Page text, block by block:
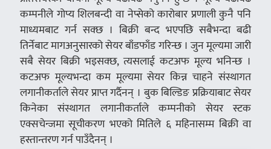
कम्पनीले गोप्य शिलबन्दी वा नेप्सेको कारोबार प्रणाली कुनै पनि
माध्यमबाट गर्न सक्छ । बिक्री बन्द भएपछि सबैभन्दा बढी
तिर्नेबाट मागअनुसारको सेयर बाँडफाँड गरिन्छ । जुन मूल्यमा जारी
सबै सेयर बिक्री भइसक्छ, त्यसलाई कटअफ मूल्य भनिन्छ ।
कटअफ मूल्यभन्दा कम मूल्यमा सेयर किन्न चाहने संस्थागत
लगानीकर्ताले सेयर प्राप्त गर्दैनन् । बुक बिल्डिङ प्रक्रियाबाट सेयर
किनेका संस्थागत लगानीकर्ताले कम्पनीको सेयर स्टक
एक्सचेन्जमा सूचीकरण भएको मितिले ६ महिनासम्म बिक्री वा
हस्तान्तरण गर्न पाउँदैनन् ।